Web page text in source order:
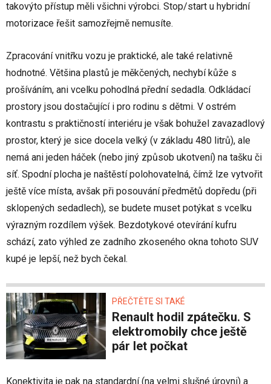
takovýto přístup měli všichni výrobci. Stop/start u hybridní
motorizace řešit samozřejmě nemusíte.
Zpracování vnitřku vozu je praktické, ale také relativně
hodnotné. Většina plastů je měkčených, nechybí kůže s
prošíváním, ani vcelku pohodlná přední sedadla. Odkládací
prostory jsou dostačující i pro rodinu s dětmi. V ostrém
kontrastu s praktičností interiéru je však bohužel zavazadlový
prostor, který je sice docela velký (v základu 480 litrů), ale
nemá ani jeden háček (nebo jiný způsob ukotvení) na tašku či
síť. Spodní plocha je naštěstí polohovatelná, čímž lze vytvořit
ještě více místa, avšak při posouvání předmětů dopředu (při
sklopených sedadlech), se budete muset potýkat s vcelku
výrazným rozdílem výšek. Bezdotykové otevírání kufru
schází, zato výhled ze zadního zkoseného okna tohoto SUV
kupé je lepší, než bych čekal.
PŘEČTĚTE SI TAKÉ
Renault hodil zpátečku. S
elektromobily chce ještě
pár let počkat
Konektivita je pak na standardní (na velmi slušné úrovni) a